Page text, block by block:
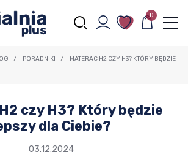
0
/ PORADNIKI /
MATERAC H2 CZY H3? KTÓRY BĘDZIE
czy H3? Który będzie
dla Ciebie?
03.12.2024